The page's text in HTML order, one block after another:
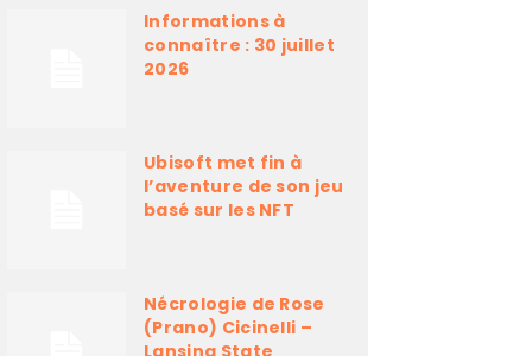
Informations à
connaître : 30 juillet
2026
Ubisoft met fin à
l’aventure de son jeu
basé sur les NFT
Nécrologie de Rose
(Prano) Cicinelli –
Lansing State